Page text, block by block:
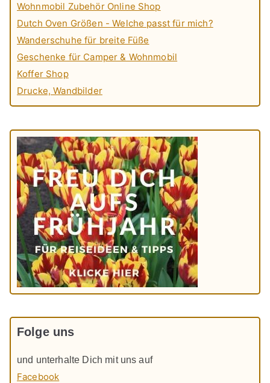
Wohnmobil Zubehör Online Shop
Dutch Oven Größen - Welche passt für mich?
Wanderschuhe für breite Füße
Geschenke für Camper & Wohnmobil
Koffer Shop
Drucke, Wandbilder
Folge uns
und unterhalte Dich mit uns auf
Facebook